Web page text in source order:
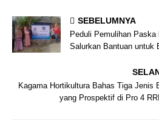
SEBELUMNYA
Peduli Pemulihan
Salurkan Bantuan untuk
Kagama Hortikultura Bahas Tiga Jenis
yang Prospektif di Pro 4